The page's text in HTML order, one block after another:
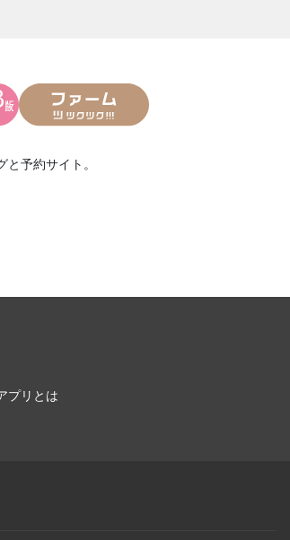
と予約サイト。
プリとは